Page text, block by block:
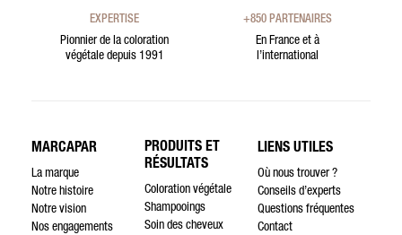
EXPERTISE
Pionnier de la coloration
végétale depuis 1991
+850 PARTENAIRES
En France et à
l’international
MARCAPAR
La marque
Notre histoire
Notre vision
Nos engagements
PRODUITS ET
RÉSULTATS
Coloration végétale
Shampooings
Soin des cheveux
LIENS UTILES
Où nous trouver ?
Conseils d’experts
Questions fréquentes
Contact